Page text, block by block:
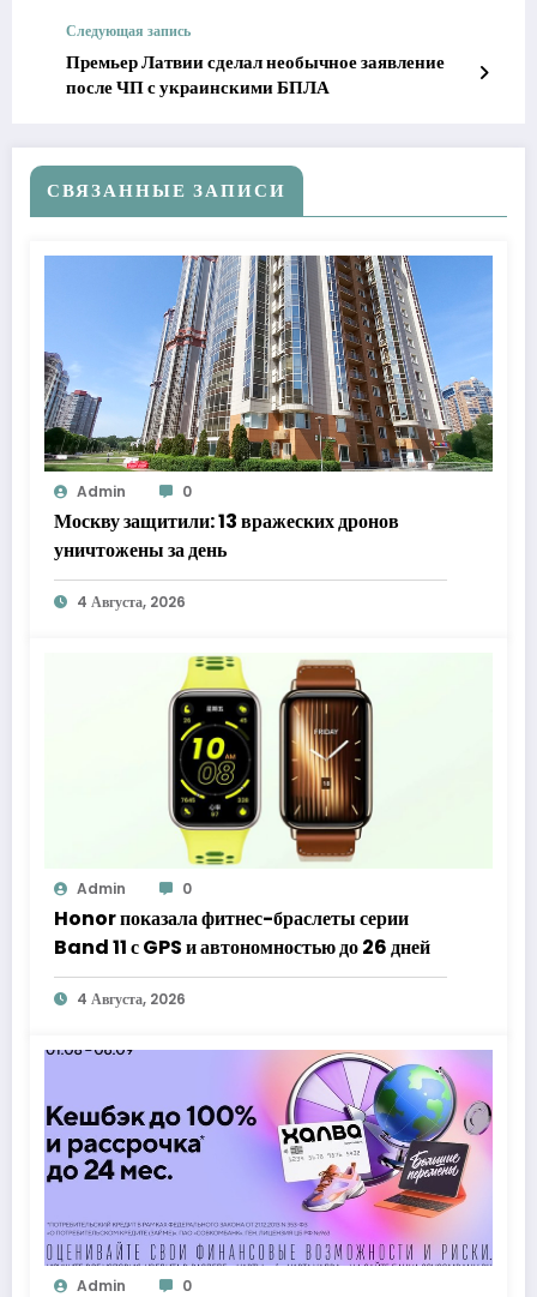
СЂРѕРґРёР»Р° РІС‚РѕСЂРѕРіРѕ
СЂРµР±РµРЅРєР°
Следующая запись
Премьер Латвии сделал необычное заявление
после ЧП с украинскими БПЛА
СВЯЗАННЫЕ ЗАПИСИ
Admin 0
Москву защитили: 13 вражеских дронов
уничтожены за день
4 Августа, 2026
Admin 0
Honor показала фитнес-браслеты серии
Band 11 с GPS и автономностью до 26 дней
4 Августа, 2026
Admin 0